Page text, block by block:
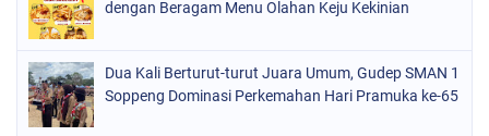
POLRI
SOPPENG (1976)
SULSEL
dengan Beragam Menu Olahan Keju Kekinian
Dua Kali Berturut-turut Juara Umum, Gudep SMAN 1
Soppeng Dominasi Perkemahan Hari Pramuka ke-65